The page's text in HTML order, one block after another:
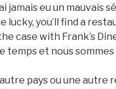
jamais eu un mauvais
lucky, you’ll find a
case with Frank’s
temps et nous sommes
pays ou une autre